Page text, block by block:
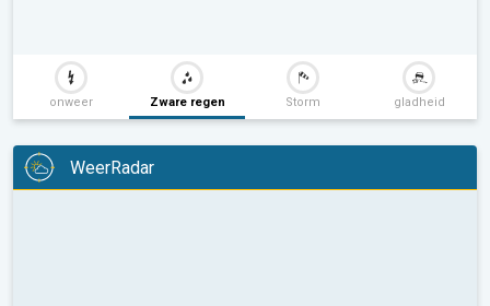
onweer Zware regen Storm gladheid
WeerRadar